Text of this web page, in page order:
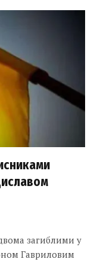
загиблими у
Гавриловим